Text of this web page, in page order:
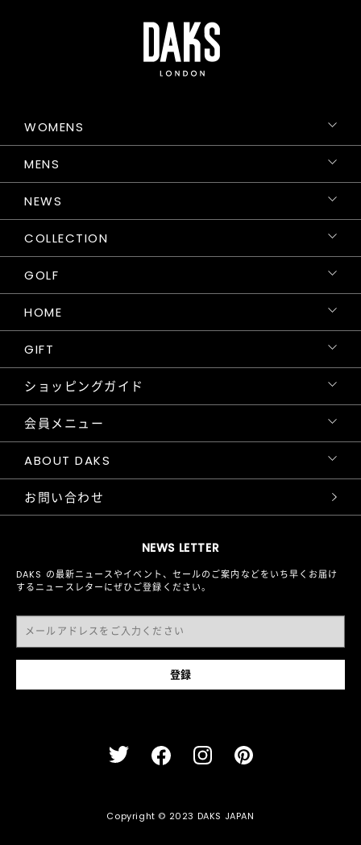
NEWS LETTER
DAKS の最新ニュースやイベント、セールのご案内などをいち早くお届け
するニュースレターにぜひご登録ください。
WOMENS
MENS
NEWS
COLLECTION
GOLF
HOME
GIFT
ショッピングガイド
会員メニュー
ABOUT DAKS
お問い合わせ
Copyright © 2023 DAKS JAPAN